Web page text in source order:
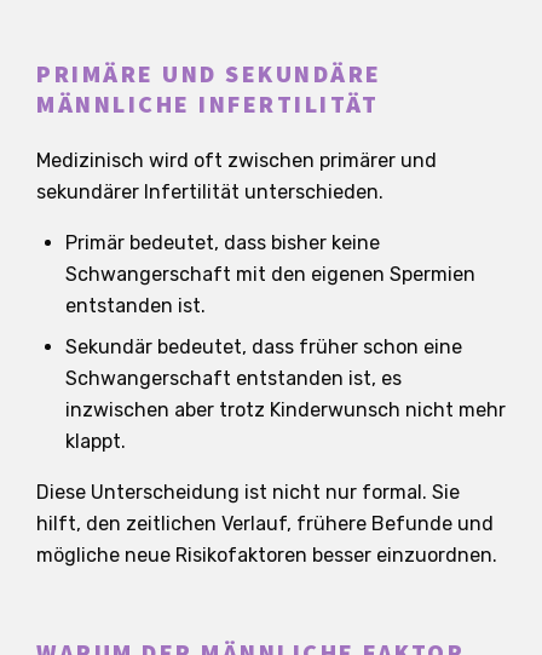
PRIMÄRE UND SEKUNDÄRE
MÄNNLICHE INFERTILITÄT
Medizinisch wird oft zwischen primärer und
sekundärer Infertilität unterschieden.
Primär bedeutet, dass bisher keine
Schwangerschaft mit den eigenen Spermien
entstanden ist.
Sekundär bedeutet, dass früher schon eine
Schwangerschaft entstanden ist, es
inzwischen aber trotz Kinderwunsch nicht mehr
klappt.
Diese Unterscheidung ist nicht nur formal. Sie
hilft, den zeitlichen Verlauf, frühere Befunde und
mögliche neue Risikofaktoren besser einzuordnen.